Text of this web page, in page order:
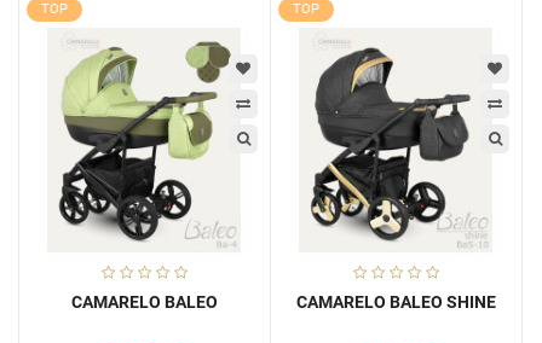
TOP
CAMARELO BALEO
TOP
CAMARELO BALEO SHINE